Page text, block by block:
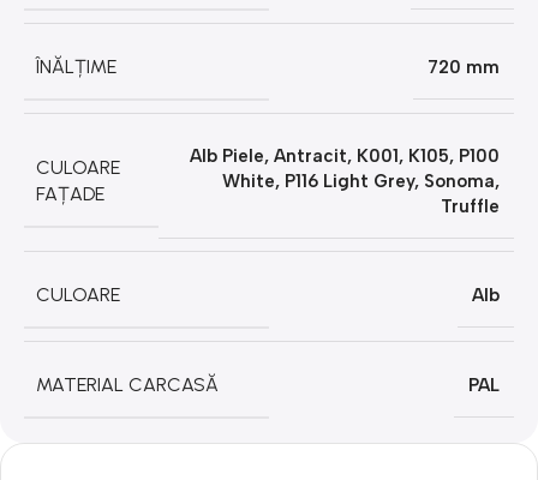
ÎNĂLȚIME 720 mm
CULOARE
FAȚADE
Alb Piele, Antracit, K001, K105, P100
White, P116 Light Grey, Sonoma,
Truffle
CULOARE Alb
MATERIAL CARCASĂ PAL